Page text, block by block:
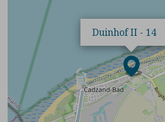
Duinhof II - 14